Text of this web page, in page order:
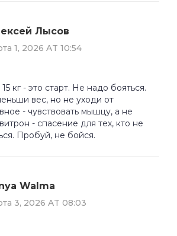
Лысов
1, 2026 AT 10:54
кг - это старт. Не надо бояться.
вес, но не уходи от
- чувствовать мышцу, а не
- спасение для тех, кто не
Пробуй, не бойся.
Walma
3, 2026 AT 08:03